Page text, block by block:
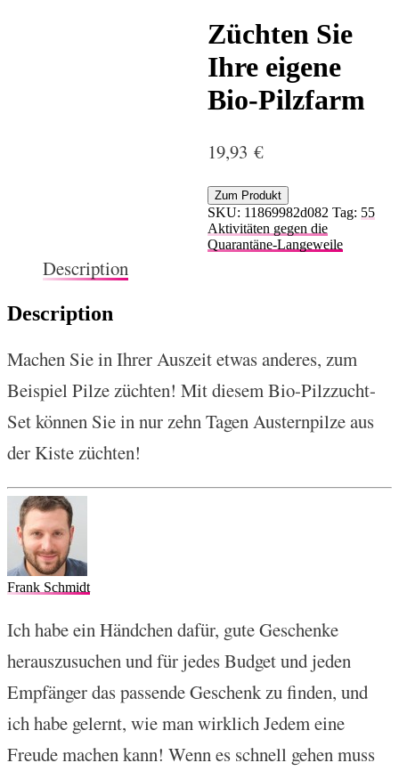
Züchten Sie
Ihre eigene
Bio-Pilzfarm
19,93 €
Zum Produkt
SKU: 11869982d082 Tag: 55
Aktivitäten gegen die
Quarantäne-Langeweile
Description
Description
Machen Sie in Ihrer Auszeit etwas anderes, zum
Beispiel Pilze züchten! Mit diesem Bio-Pilzzucht-
Set können Sie in nur zehn Tagen Austernpilze aus
der Kiste züchten!
Frank Schmidt
Ich habe ein Händchen dafür, gute Geschenke
herauszusuchen und für jedes Budget und jeden
Empfänger das passende Geschenk zu finden, und
ich habe gelernt, wie man wirklich Jedem eine
Freude machen kann! Wenn es schnell gehen muss